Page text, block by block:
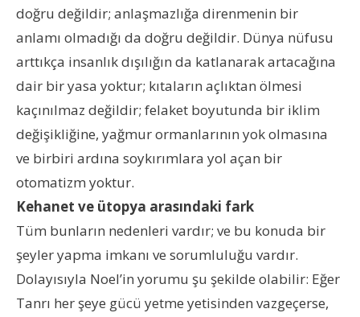
doğru değildir; anlaşmazlığa direnmenin bir
anlamı olmadığı da doğru değildir. Dünya nüfusu
arttıkça insanlık dışılığın da katlanarak artacağına
dair bir yasa yoktur; kıtaların açlıktan ölmesi
kaçınılmaz değildir; felaket boyutunda bir iklim
değişikliğine, yağmur ormanlarının yok olmasına
ve birbiri ardına soykırımlara yol açan bir
otomatizm yoktur.
Kehanet ve ütopya arasındaki fark
Tüm bunların nedenleri vardır; ve bu konuda bir
şeyler yapma imkanı ve sorumluluğu vardır.
Dolayısıyla Noel’in yorumu şu şekilde olabilir: Eğer
Tanrı her şeye gücü yetme yetisinden vazgeçerse,